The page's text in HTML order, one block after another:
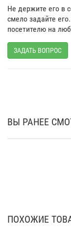
Не держите его в
смело задайте
посетителю на
ЗАДАТЬ ВОПРОС
ВЫ РАНЕЕ
ПОХОЖИЕ